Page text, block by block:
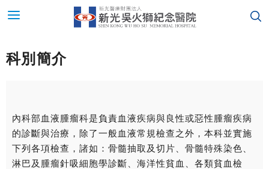
科別簡介
內科部血液腫瘤科是負責血液疾病與良性或惡性腫瘤疾病
的診斷與治療，除了一般血液常規檢查之外，本科並實施
下列各項檢查，諸如：骨髓抽取及切片、骨髓特殊染色、
淋巴及腫瘤針吸細胞學診斷、海洋性貧血、各類貧血檢